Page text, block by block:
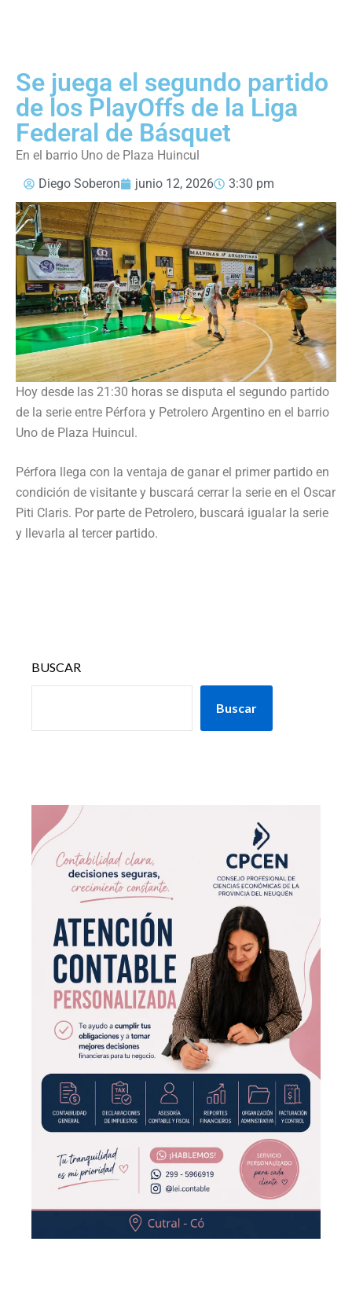
Se juega el segundo partido
de los PlayOffs de la Liga
Federal de Básquet
En el barrio Uno de Plaza Huincul
Diego Soberon
junio 12, 2026 3:30 pm
Hoy desde las 21:30 horas se disputa el segundo partido
de la serie entre Pérfora y Petrolero Argentino en el barrio
Uno de Plaza Huincul.
Pérfora llega con la ventaja de ganar el primer partido en
condición de visitante y buscará cerrar la serie en el Oscar
Piti Claris. Por parte de Petrolero, buscará igualar la serie
y llevarla al tercer partido.
BUSCAR
Buscar